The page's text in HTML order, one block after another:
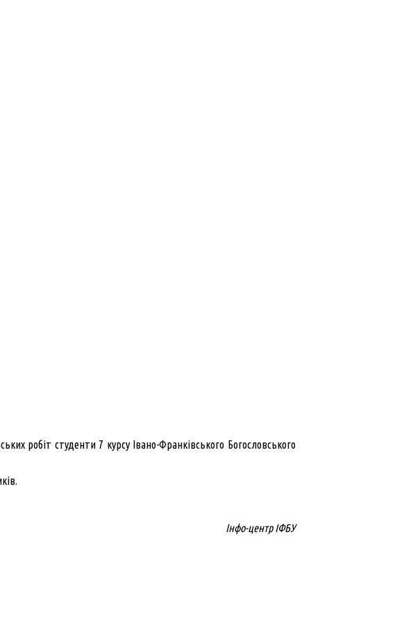
робіт студенти 7 курсу Івано-Франківського Богословського
Інфо-центр ІФБУ